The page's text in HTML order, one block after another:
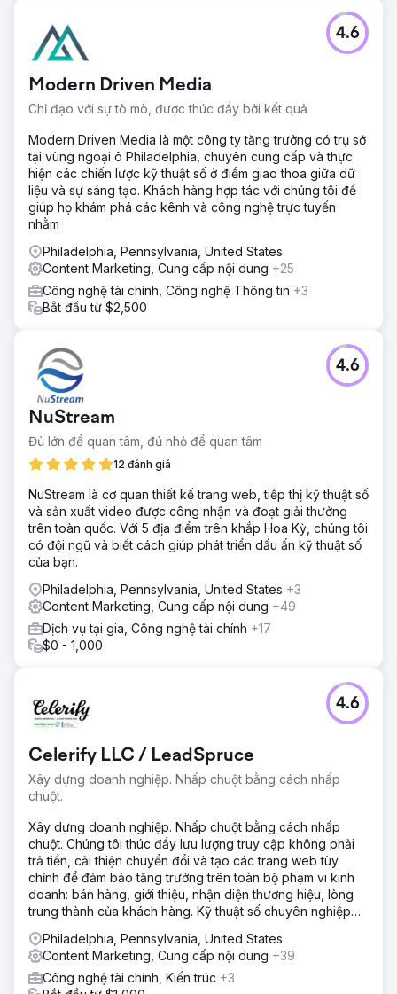
Autumn Creek Aussies cần một trang web có thể cạnh
tranh với các chợ chó con lớn, đồng thời xây dựng lòng tin
chứng nhận AKC, tiêu chuẩn sức khỏe và giá cả minh
bạch, tất cả trong khi giáo dục người mua, những người
đang đưa ra quyết định cả về cảm xúc và tài chính trong
một thị trường đầy rẫy những kẻ xấu.
Giải pháp
Apptage đã xây dựng một trang web kết hợp thương mại
điện tử với nội dung giáo dục chuyên sâu. Phần đăng bán
chó con năng động, hướng dẫn chăm sóc giống chó và
giá cả minh bạch đều được tích hợp hài hòa. SEO nhắm
mục tiêu vào các tìm kiếm rộng và tìm kiếm từ khóa về việc
nhân giống chó chăn cừu Úc ở Florida, với thư viện ảnh
tốc độ cao và tối ưu hóa hoàn toàn cho thiết bị di động.
Kết quả
3,1% lên 5,4%. Xếp hạng cho hơn 520 từ khóa, trong đó
68 từ khóa nằm trong top 3, bao gồm "nhà lai tạo giống
chó Mini Aussie tại Dade City" (vị trí số 1). Vị trí trung bình:
11,3. Khả năng hiển thị trên công cụ tìm kiếm: 71%. Thời
gian truy cập trung bình: 4,8 trang, 6 phút 23 giây. Tỷ lệ
ngày xuống còn 5 ngày. Lưu lượng truy cập tự nhiên: 67%
(so với 11% từ các sàn thương mại điện tử). Lượt tìm kiếm
Chuyển đến trang agency
Modern Driven Media
Chỉ đạo với sự tò mò, được thúc đẩy bởi kết quả
4.6
Modern Driven Media là một công ty tăng trưởng có trụ sở
tại vùng ngoại ô Philadelphia, chuyên cung cấp và thực
hiện các chiến lược kỹ thuật số ở điểm giao thoa giữa dữ
liệu và sự sáng tạo. Khách hàng hợp tác với chúng tôi để
giúp họ khám phá các kênh và công nghệ trực tuyến
nhằm
Philadelphia, Pennsylvania, United States
Content Marketing, Cung cấp nội dung +25
Công nghệ tài chính, Công nghệ Thông tin +3
Bắt đầu từ $2,500
NuStream
Đủ lớn để quan tâm, đủ nhỏ để quan tâm
12 đánh giá
4.6
NuStream là cơ quan thiết kế trang web, tiếp thị kỹ thuật số
và sản xuất video được công nhận và đoạt giải thưởng
trên toàn quốc. Với 5 địa điểm trên khắp Hoa Kỳ, chúng tôi
có đội ngũ và biết cách giúp phát triển dấu ấn kỹ thuật số
của bạn.
Philadelphia, Pennsylvania, United States +3
Content Marketing, Cung cấp nội dung +49
Dịch vụ tại gia, Công nghệ tài chính +17
$0 - 1,000
Celerify LLC / LeadSpruce
Xây dựng doanh nghiệp. Nhấp chuột bằng cách nhấp
chuột.
4.6
Xây dựng doanh nghiệp. Nhấp chuột bằng cách nhấp
chuột. Chúng tôi thúc đẩy lưu lượng truy cập không phải
trả tiền, cải thiện chuyển đổi và tạo các trang web tùy
chỉnh để đảm bảo tăng trưởng trên toàn bộ phạm vi kinh
doanh: bán hàng, giới thiệu, nhận diện thương hiệu, lòng
trung thành của khách hàng. Kỹ thuật số chuyên nghiệp
Philadelphia, Pennsylvania, United States
Content Marketing, Cung cấp nội dung +39
Công nghệ tài chính, Kiến trúc +3